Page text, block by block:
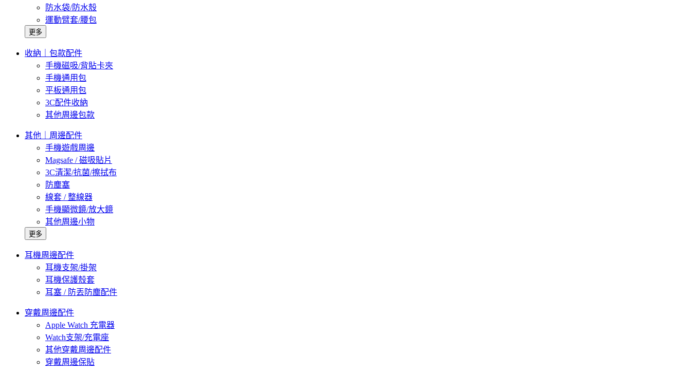
防水袋/防水殼
運動臂套/腰包
更多
收納｜包款配件
手機磁吸/背貼卡夾
手機通用包
平板通用包
3C配件收納
其他周邊包款
其他｜周邊配件
手機遊戲周邊
Magsafe / 磁吸貼片
3C清潔/抗菌/擦拭布
防塵塞
線套 / 整線器
手機顯微鏡/放大鏡
其他周邊小物
更多
耳機周邊配件
耳機支架/掛架
耳機保護殼套
耳塞 / 防丟防塵配件
穿戴周邊配件
Apple Watch 充電器
Watch支架/充電座
其他穿戴周邊配件
穿戴周邊保貼